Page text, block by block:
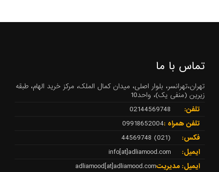
تماس با ما
تهران،تهرانسر، بلوار اصلی، میدان کمال الملک، مرکز خرید الهام، طبقه
زیرین (منفی یک)، واحد10
تلفن:
02144569748
تلفن همراه :09918652004
فکس:
(021) 44569748
ایمیل:
info[at]adliamood.com
ایمیل: مدیریتadliamood[at]adliamood.com